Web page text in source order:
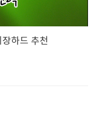
하드 추천